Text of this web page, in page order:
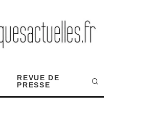
REVUE DE
PRESSE